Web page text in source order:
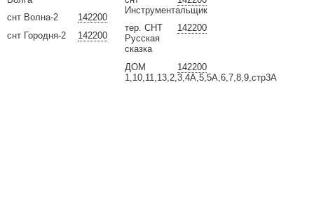
142200
снт Волна-2
142200
снт Городня-2
Инструментальщик
142200
тер. СНТ
Русская
сказка
142200
ДОМ
1,10,11,13,2,3,4А,5,5А,6,7,8,9,стр3А